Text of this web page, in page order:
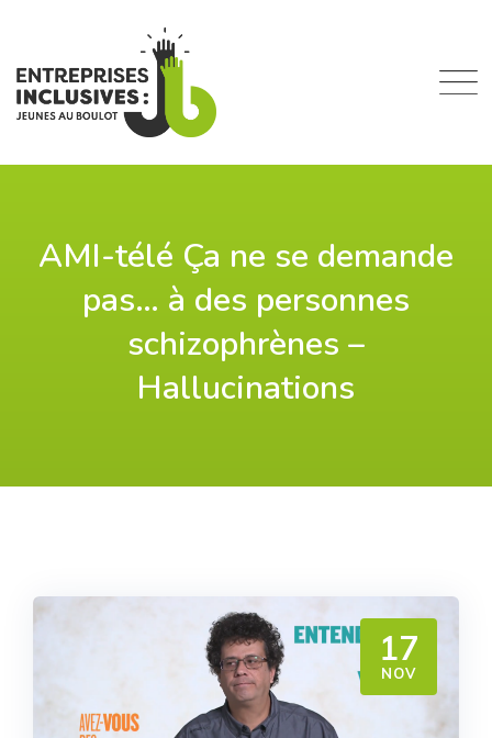
content
AMI-télé Ça ne se demande
pas… à des personnes
schizophrènes –
Hallucinations
17
NOV